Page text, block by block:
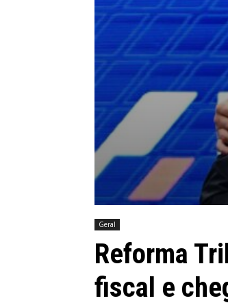
Geral
Reforma
fiscal e